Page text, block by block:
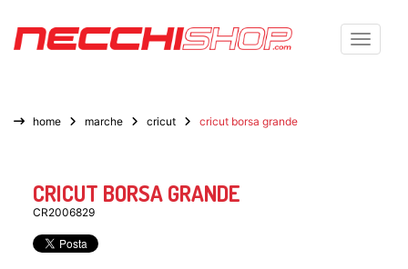
Toggle
home marche cricut cricut borsa grande
CRICUT BORSA GRANDE
CR2006829